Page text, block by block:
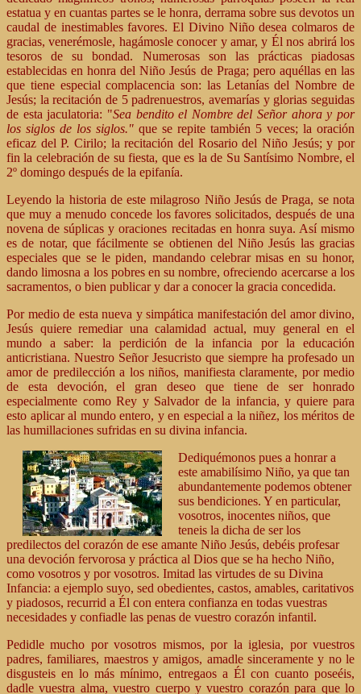
estatua y en cuantas partes se le honra, derrama sobre sus devotos un
caudal de inestimables favores. El Divino Niño desea colmaros de
gracias, venerémosle, hagámosle conocer y amar, y Él nos abrirá los
tesoros de su bondad. Numerosas son las prácticas piadosas
establecidas en honra del Niño Jesús de Praga; pero aquéllas en las
que tiene especial complacencia son: las Letanías del Nombre de
Jesús; la recitación de 5 padrenuestros, avemarías y glorias seguidas
de esta jaculatoria: "Sea bendito el Nombre del Señor ahora y por
los siglos de los siglos." que se repite también 5 veces; la oración
eficaz del P. Cirilo; la recitación del Rosario del Niño Jesús; y por
fin la celebración de su fiesta, que es la de Su Santísimo Nombre, el
2º domingo después de la epifanía.
Leyendo la historia de este milagroso Niño Jesús de Praga, se nota
que muy a menudo concede los favores solicitados, después de una
novena de súplicas y oraciones recitadas en honra suya. Así mismo
es de notar, que fácilmente se obtienen del Niño Jesús las gracias
especiales que se le piden, mandando celebrar misas en su honor,
dando limosna a los pobres en su nombre, ofreciendo acercarse a los
sacramentos, o bien publicar y dar a conocer la gracia concedida.
Por medio de esta nueva y simpática manifestación del amor divino,
Jesús quiere remediar una calamidad actual, muy general en el
mundo a saber: la perdición de la infancia por la educación
anticristiana. Nuestro Señor Jesucristo que siempre ha profesado un
amor de predilección a los niños, manifiesta claramente, por medio
de esta devoción, el gran deseo que tiene de ser honrado
especialmente como Rey y Salvador de la infancia, y quiere para
esto aplicar al mundo entero, y en especial a la niñez, los méritos de
las humillaciones sufridas en su divina infancia.
Dediquémonos pues a honrar a
este amabilísimo Niño, ya que tan
abundantemente podemos obtener
sus bendiciones. Y en particular,
vosotros, inocentes niños, que
teneis la dicha de ser los
predilectos del corazón de ese amante Niño Jesús, debéis profesar
una devoción fervorosa y práctica al Dios que se ha hecho Niño,
como vosotros y por vosotros. Imitad las virtudes de su Divina
Infancia: a ejemplo suyo, sed obedientes, castos, amables, caritativos
y piadosos, recurrid a Él con entera confianza en todas vuestras
necesidades y confiadle las penas de vuestro corazón infantil.
Pedidle mucho por vosotros mismos, por la iglesia, por vuestros
padres, familiares, maestros y amigos, amadle sinceramente y no le
disgusteis en lo más mínimo, entregaos a Él con cuanto poseéis,
dadle vuestra alma, vuestro cuerpo y vuestro corazón para que lo